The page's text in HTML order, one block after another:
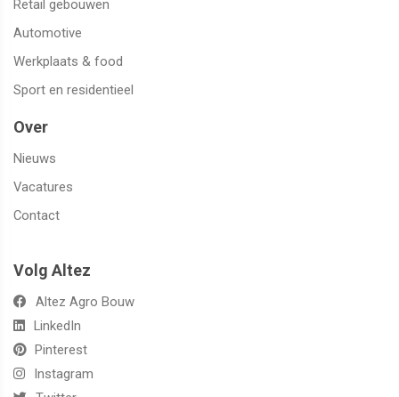
Retail gebouwen
Automotive
Werkplaats & food
Sport en residentieel
Over
Nieuws
Vacatures
Contact
Volg Altez
Altez Agro Bouw
LinkedIn
Pinterest
Instagram